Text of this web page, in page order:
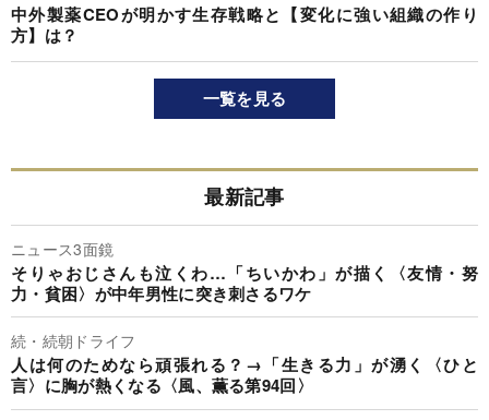
中外製薬CEOが明かす生存戦略と【変化に強い組織の作り
方】は？
一覧を見る
最新記事
ニュース3面鏡
そりゃおじさんも泣くわ…「ちいかわ」が描く〈友情・努
力・貧困〉が中年男性に突き刺さるワケ
続・続朝ドライフ
人は何のためなら頑張れる？→「生きる力」が湧く〈ひと
言〉に胸が熱くなる〈風、薫る第94回〉